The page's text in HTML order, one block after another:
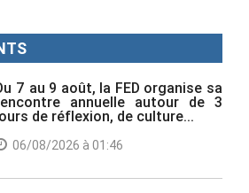
7 au 9 août, la FED organise sa
annuelle autour de 3
de réflexion, de culture...
06/08/2026 à 01:46